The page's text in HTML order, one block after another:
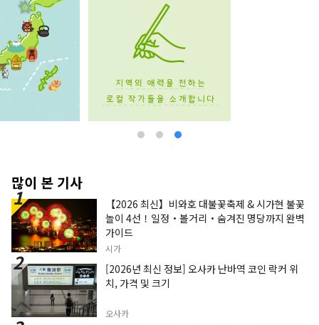
많이 본 기사
【2026 최신】비와호 대불꽃축제 & 시가현 불꽃
놀이 4선！일정・볼거리・숨겨진 명당까지 완벽
가이드
시가
[2026년 최신 정보] 오사카 난바역 코인 락커 위
치, 가격 및 크기
오사카